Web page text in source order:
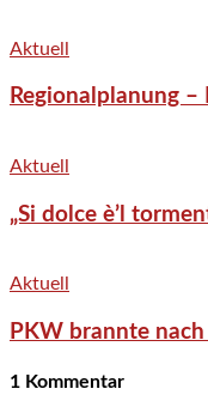
Aktuell
Regionalplanung
Aktuell
„Si dolce è’l
Aktuell
PKW brannte
1 Kommentar